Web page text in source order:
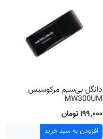
دانگل بی‌سیم مرکوسیس
MW300UM
۱۹۹٬۰۰۰ تومان
افزودن به سبد خرید